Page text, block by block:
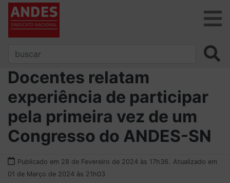
Docentes relatam
experiência de participar
pela primeira vez de um
Congresso do ANDES-SN
Publicado em 28 de Fevereiro de 2024 às 17h36.
Atualizado em
01 de Março de 2024 às 21h03